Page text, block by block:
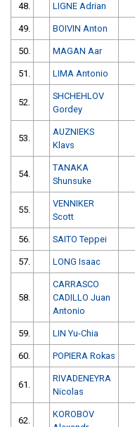
48. LIGNE Adrian
49. BOIVIN Anton
50. MAGAN Aar
51. LIMA Antonio
52.
SHCHEHLOV
Gordey
53.
AUZNIEKS
Klavs
54.
TANAKA
Shunsuke
55.
VENNIKER
Scott
56. SAITO Teppei
57. LONG Isaac
58.
CARRASCO
CADILLO Juan
Antonio
59. LIN Yu-Chia
60. POPIERA Rokas
61.
RIVADENEYRA
Nicolas
62.
KOROBOV